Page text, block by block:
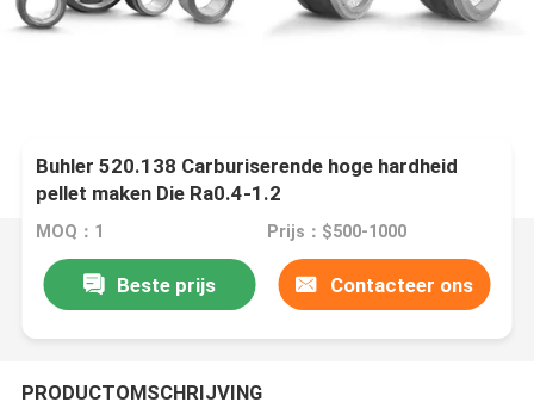
Buhler 520.138 Carburiserende hoge hardheid
pellet maken Die Ra0.4-1.2
MOQ：1 Prijs：$500-1000
Beste prijs Contacteer ons
PRODUCTOMSCHRIJVING